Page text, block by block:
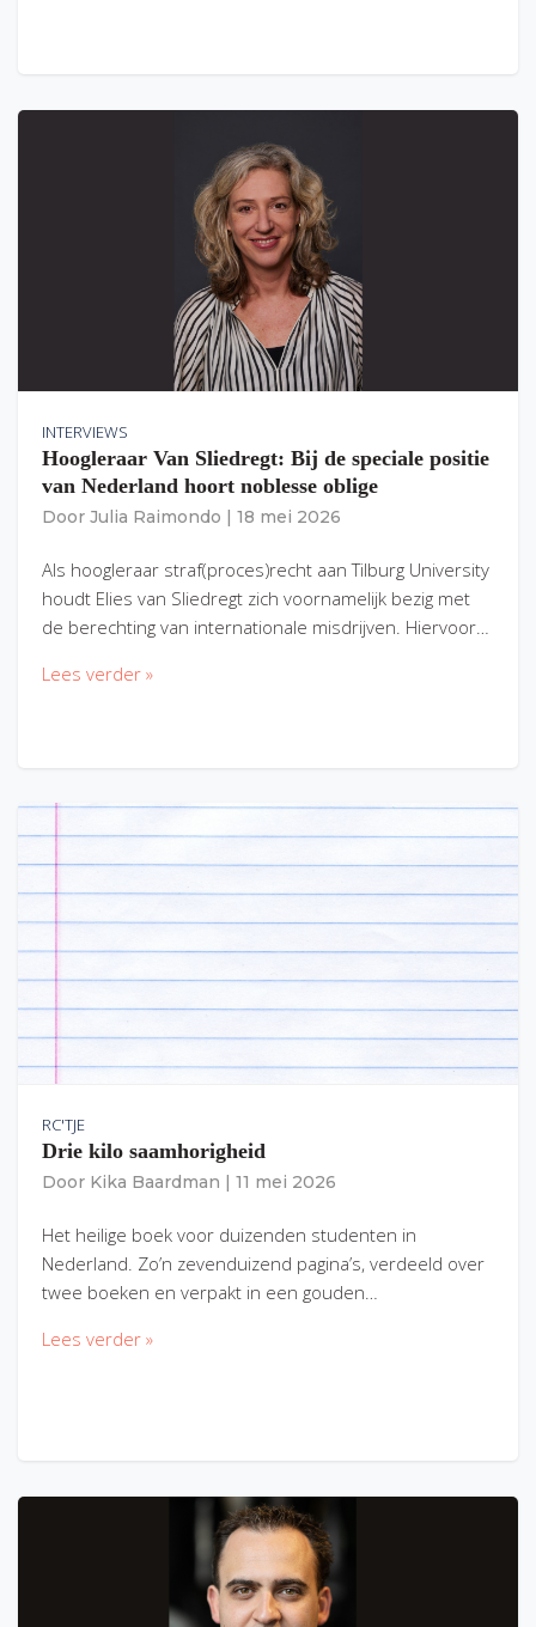
INTERVIEWS
Hoogleraar Van Sliedregt: Bij de speciale positie
van Nederland hoort noblesse oblige
Door Julia Raimondo 18 mei 2026
Als hoogleraar straf(proces)recht aan Tilburg University
houdt Elies van Sliedregt zich voornamelijk bezig met
de berechting van internationale misdrijven. Hiervoor…
Lees verder »
RC'TJE
Drie kilo saamhorigheid
Door Kika Baardman 11 mei 2026
Het heilige boek voor duizenden studenten in
Nederland. Zo’n zevenduizend pagina’s, verdeeld over
twee boeken en verpakt in een gouden…
Lees verder »